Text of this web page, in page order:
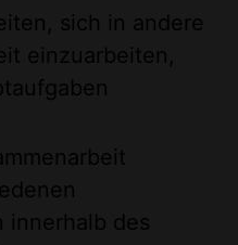
sich in andere
einzuarbeiten,
innerhalb des